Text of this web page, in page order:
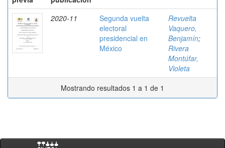
2020-11
Segunda vuelta
electoral
presidencial en
México
Revuelta
Vaquero,
Benjamín;
Rivera
Montúfar,
Violeta
Mostrando resultados 1 a 1 de 1